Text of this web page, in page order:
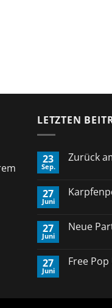
LETZTEN
23
Sep.
Zurück
Zurück
Simon
T.
27
Juni
27
Juni
Neue
Neue
27
Juni
Free
Free